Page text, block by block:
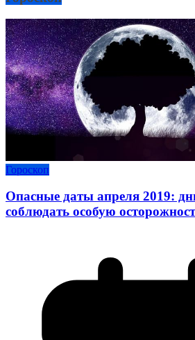
Гороскоп
Опасные даты апреля 2019:
соблюдать особую